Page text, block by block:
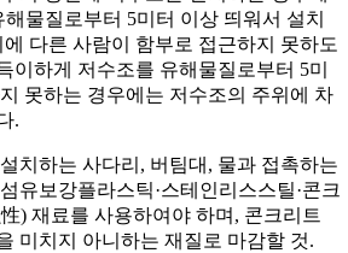
물질로부터 5미터 이상 띄워서 설치
다른 사람이 함부로 접근하지 못하도
이하게 저수조를 유해물질로부터 5미
못하는 경우에는 저수조의 주위에 차
.
치하는 사다리, 버팀대, 물과 접촉하는
유보강플라스틱·스테인리스스틸·콘크
) 재료를 사용하여야 하며, 콘크리트
미치지 아니하는 재질로 마감할 것.